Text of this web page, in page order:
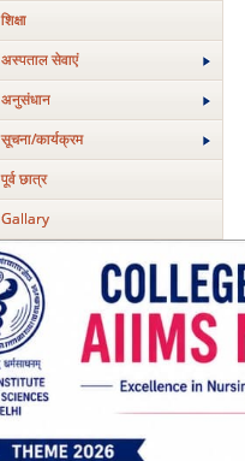
शिक्षा
अस्‍पताल सेवाएं
अनुसंधान
सूचना/कार्यक्रम
पूर्व छात्र
Gallary